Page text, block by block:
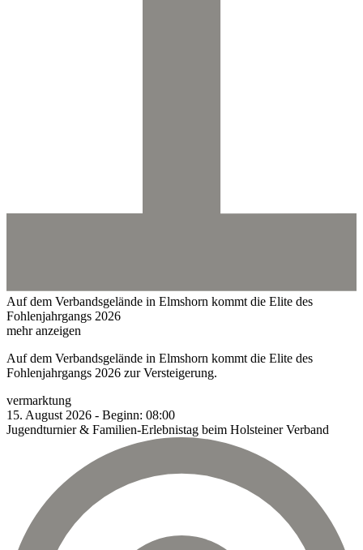
Auf dem Verbandsgelände in Elmshorn kommt die Elite des
Fohlenjahrgangs 2026
mehr anzeigen
Auf dem Verbandsgelände in Elmshorn kommt die Elite des
Fohlenjahrgangs 2026 zur Versteigerung.
vermarktung
15. August 2026 - Beginn: 08:00
Jugendturnier & Familien-Erlebnistag beim Holsteiner Verband